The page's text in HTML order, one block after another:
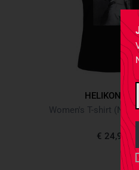
HELIKON-TEX
€ 24,90